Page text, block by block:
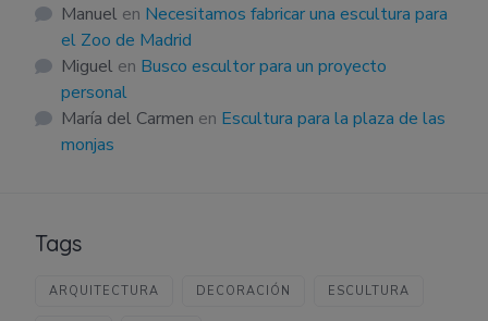
Manuel en Necesitamos fabricar una escultura para
el Zoo de Madrid
Miguel en Busco escultor para un proyecto
personal
María del Carmen en Escultura para la plaza de las
monjas
Tags
ARQUITECTURA DECORACIÓN ESCULTURA